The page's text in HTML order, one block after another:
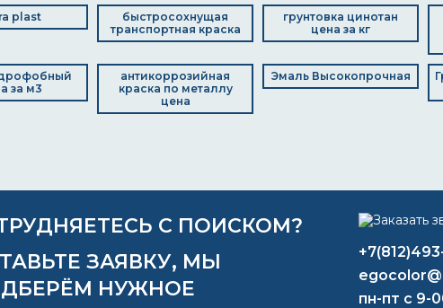
plast
быстросохнущая
транспортная краска
грунтовка цинотан
цена за кг
за м3
антикоррозийная
краска по металлу
цена
Эмаль Высокопрочная
С ПОИСКОМ?
ЗАЯВКУ, МЫ
НУЖНОЕ
пн-пт с 9-